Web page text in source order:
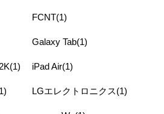
FCNT(1)
Galaxy Tab(1)
iPad Air(1)
LGエレクトロニクス(1)